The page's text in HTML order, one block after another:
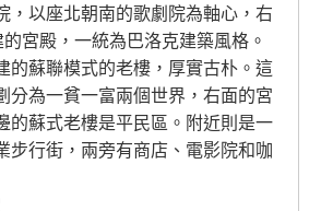
，以座北朝南的歌劇院為軸心，右
宮殿，一統為巴洛克建築風格。
的蘇聯模式的老樓，厚實古朴。這
分為一貧一富兩個世界，右面的宮
的蘇式老樓是平民區。附近則是一
步行街，兩旁有商店、電影院和咖